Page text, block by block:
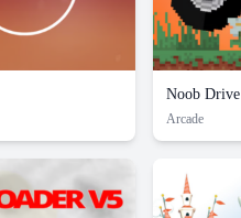
Noob Drive
Arcade